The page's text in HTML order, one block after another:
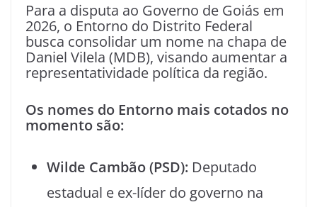
Para a disputa ao Governo de Goiás em
2026, o Entorno do Distrito Federal
busca consolidar um nome na chapa de
Daniel Vilela (MDB), visando aumentar a
representatividade política da região.
Os nomes do Entorno mais cotados no
momento são:
Wilde Cambão (PSD): Deputado
estadual e ex-líder do governo na